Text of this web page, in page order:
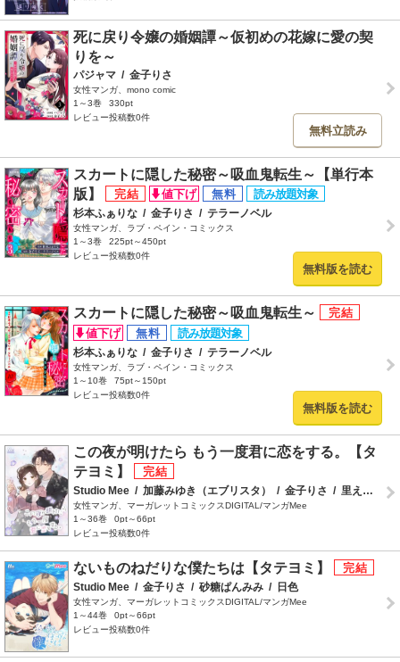
死に戻り令嬢の婚姻譚～仮初めの花嫁に愛の契
りを～
パジャマ / 金子りさ
女性マンガ、mono comic
1～3巻
330pt
レビュー投稿数0件
無料立読み
スカートに隠した秘密～吸血鬼転生～【単行本
版】
杉本ふぁりな / 金子りさ / テラーノベル
女性マンガ、ラブ・ペイン・コミックス
1～3巻
225pt～450pt
レビュー投稿数0件
無料版を読む
スカートに隠した秘密～吸血鬼転生～
杉本ふぁりな / 金子りさ / テラーノベル
女性マンガ、ラブ・ペイン・コミックス
1～10巻
75pt～150pt
レビュー投稿数0件
無料版を読む
この夜が明けたら もう一度君に恋をする。【タ
テヨミ】
Studio Mee / 加藤みゆき（エブリスタ） / 金子りさ / 里えり ふ
女性マンガ、マーガレットコミックスDIGITAL/マンガMee
1～36巻
0pt～66pt
レビュー投稿数0件
ないものねだりな僕たちは【タテヨミ】
Studio Mee / 金子りさ / 砂糖ぱんみみ / 日色
女性マンガ、マーガレットコミックスDIGITAL/マンガMee
1～44巻
0pt～66pt
レビュー投稿数0件